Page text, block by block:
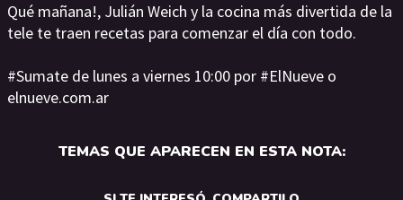
Qué mañana!, Julián Weich y la cocina más divertida de la
tele te traen recetas para comenzar el día con todo.
#Sumate de lunes a viernes 10:00 por #ElNueve o
elnueve.com.ar
TEMAS QUE APARECEN EN ESTA NOTA: